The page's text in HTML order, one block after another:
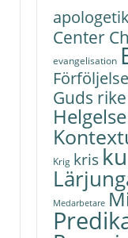
apologetik
Center
evangelisation
Förföljelse
Guds rike
Helgelse
Krig kris
Medarbetare